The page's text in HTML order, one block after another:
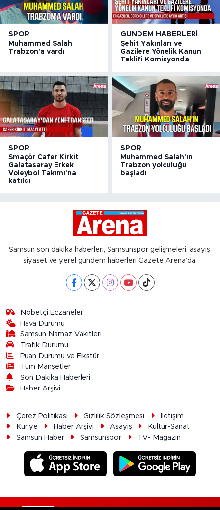
SPOR
Muhammed Salah
Trabzon'a vardı
GÜNDEM HABERLERI
Şehit Yakınları ve
Gazilere Yönelik Kanun
Teklifi Komisyonda
SPOR
Smaçör Cafer Kirkit
Galatasaray Erkek
Voleybol Takımı'na
katıldı
SPOR
Muhammed Salah'ın
Trabzon yolculuğu
başladı
Samsun son dakika haberleri, Samsunspor gelişmeleri, asayiş,
siyaset ve yerel gündem haberleri Gazete Arena’da.
Nöbetçi Eczaneler
Hava Durumu
Samsun Namaz Vakitleri
Trafik Durumu
Puan Durumu ve Fikstür
Tüm Manşetler
Son Dakika Haberleri
Haber Arşivi
Çerez Politikası Gizlilik Sözleşmesi
İletişim
Künye
Haber Arşivi Asayiş
Kültür-Sanat
Samsun Haber
Samsunspor TV- Magazin